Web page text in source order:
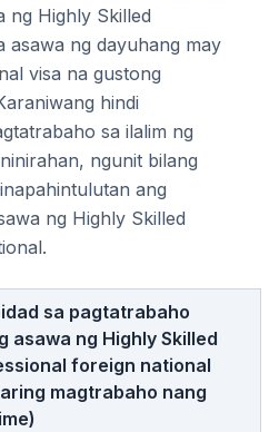
ng Highly Skilled
asawa ng dayuhang may
visa na gustong
hindi
sa ilalim ng
ngunit bilang
ang
ng Highly Skilled
sa pagtatrabaho
asawa ng Highly Skilled
foreign national
magtrabaho nang